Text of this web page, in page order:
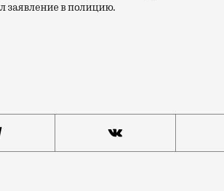
заявление в полицию.
уголовного дела, но в случае